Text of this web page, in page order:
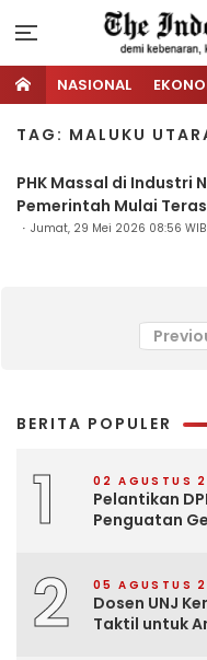
NASIONAL
TAG: MALUKU
PHK Massal di Industri
Pemerintah Mulai
Jumat, 29 Mei 2026 08:56 WIB
BERITA POPULER
1 02 AGUSTUS
Pelantikan
Penguatan
2 05 AGUSTUS
Dosen UNJ
Taktil untuk